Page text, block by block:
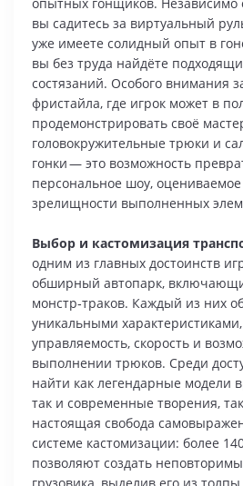
вы садитесь за виртуальный
уже имеете солидный опыт в
вы без труда найдёте
состязаний. Особого внимания
фристайла, где игрок может в
продемонстрировать своё
головокружительные трюки и
гонки — это возможность
персональное шоу,
зрелищности выполненных
Выбор и кастомизация
одним из главных достоинств
обширный автопарк,
монстр‑траков. Каждый из них
уникальными
управляемость, скорость и
выполнении трюков. Среди
найти как легендарные модели
так и современные творения,
настоящая свобода
системе кастомизации: более
позволяют создать